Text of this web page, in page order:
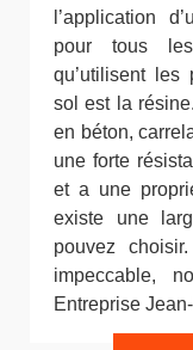
l’application
pour tous
qu’utilisent les
sol est la
en béton,
une forte
et a une
existe une
pouvez
impeccable,
Entreprise